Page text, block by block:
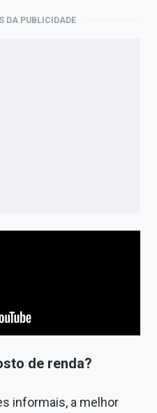
DA PUBLICIDADE
de renda?
informais, a melhor